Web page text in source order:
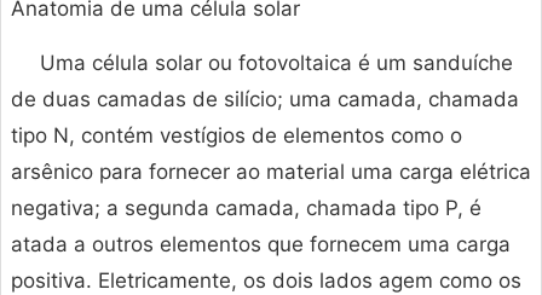
Anatomia de uma célula solar
Uma célula solar ou fotovoltaica é um sanduíche
de duas camadas de silício; uma camada, chamada
tipo N, contém vestígios de elementos como o
arsênico para fornecer ao material uma carga elétrica
negativa; a segunda camada, chamada tipo P, é
atada a outros elementos que fornecem uma carga
positiva. Eletricamente, os dois lados agem como os